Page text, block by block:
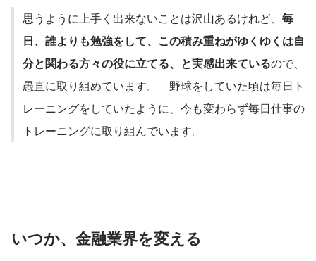
思うように上手く出来ないことは沢山あるけれど、 毎
日、誰よりも勉強をして、この積み重ねがゆくゆくは自
分と関わる方々の役に立てる、と実感出来ているので、
愚直に取り組めています。　野球をしていた頃は毎日ト
レーニングをしていたように、今も変わらず毎日仕事の
トレーニングに取り組んでいます。
いつか、金融業界を変える